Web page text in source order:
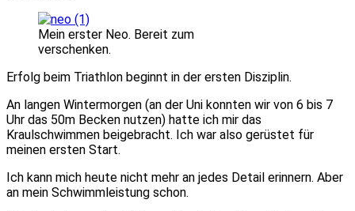
Mein erster Neo. Bereit zum
verschenken.
Erfolg beim Triathlon beginnt in der ersten Disziplin.
An langen Wintermorgen (an der Uni konnten wir von 6 bis 7
Uhr das 50m Becken nutzen) hatte ich mir das
Kraulschwimmen beigebracht. Ich war also gerüstet für
meinen ersten Start.
Ich kann mich heute nicht mehr an jedes Detail erinnern. Aber
an mein Schwimmleistung schon.